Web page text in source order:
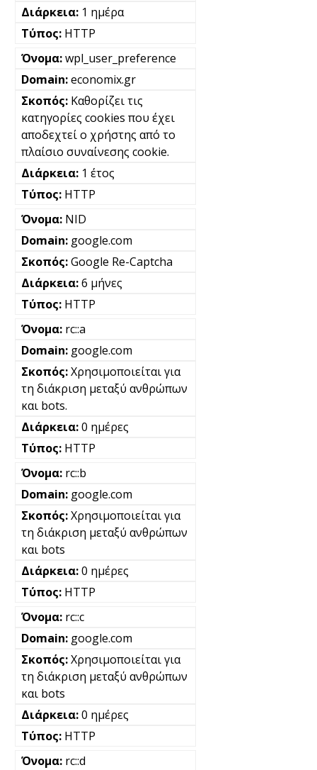
1 ημέρα
HTTP
wpl_user_preference
economix.gr
Καθορίζει τις
κατηγορίες cookies που έχει
αποδεχτεί ο χρήστης από το
πλαίσιο συναίνεσης cookie.
1 έτος
HTTP
NID
google.com
Google Re-Captcha
6 μήνες
HTTP
rc::a
google.com
Χρησιμοποιείται για
τη διάκριση μεταξύ ανθρώπων
και bots.
0 ημέρες
HTTP
rc::b
google.com
Χρησιμοποιείται για
τη διάκριση μεταξύ ανθρώπων
και bots
0 ημέρες
HTTP
rc::c
google.com
Χρησιμοποιείται για
τη διάκριση μεταξύ ανθρώπων
και bots
0 ημέρες
HTTP
rc::d